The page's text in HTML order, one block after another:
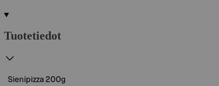
Tuotetiedot
Sienipizza 200g